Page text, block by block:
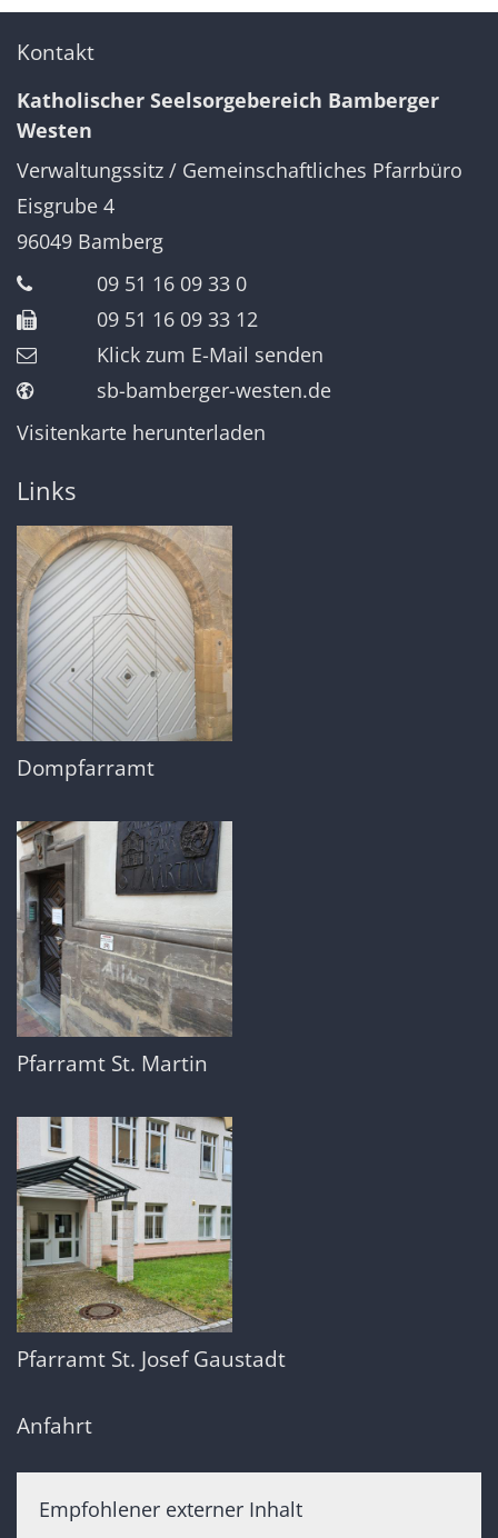
Kontakt
Katholischer Seelsorgebereich Bamberger
Westen
Verwaltungssitz / Gemeinschaftliches Pfarrbüro
Eisgrube 4
96049 Bamberg
09 51 16 09 33 0
09 51 16 09 33 12
Klick zum E-Mail senden
sb-bamberger-westen.de
Visitenkarte herunterladen
Links
Dompfarramt
Pfarramt St. Martin
Pfarramt St. Josef Gaustadt
Anfahrt
Empfohlener externer Inhalt